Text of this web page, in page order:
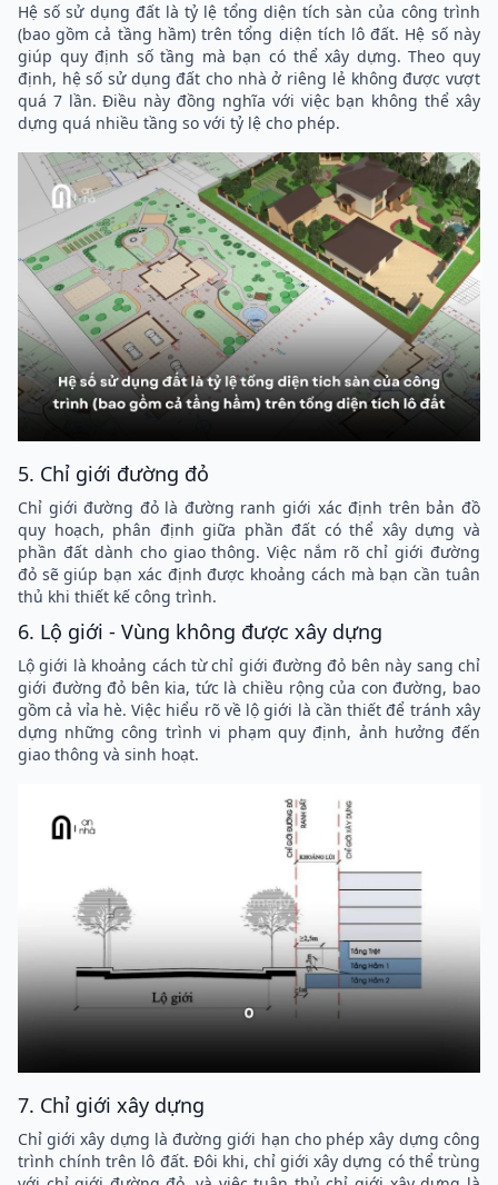
Hệ số sử dụng đất là tỷ lệ tổng diện tích sàn của công trình
(bao gồm cả tầng hầm) trên tổng diện tích lô đất. Hệ số này
giúp quy định số tầng mà bạn có thể xây dựng. Theo quy
định, hệ số sử dụng đất cho nhà ở riêng lẻ không được vượt
quá 7 lần. Điều này đồng nghĩa với việc bạn không thể xây
dựng quá nhiều tầng so với tỷ lệ cho phép.
5. Chỉ giới đường đỏ
Chỉ giới đường đỏ là đường ranh giới xác định trên bản đồ
quy hoạch, phân định giữa phần đất có thể xây dựng và
phần đất dành cho giao thông. Việc nắm rõ chỉ giới đường
đỏ sẽ giúp bạn xác định được khoảng cách mà bạn cần tuân
thủ khi thiết kế công trình.
6. Lộ giới - Vùng không được xây dựng
Lộ giới là khoảng cách từ chỉ giới đường đỏ bên này sang chỉ
giới đường đỏ bên kia, tức là chiều rộng của con đường, bao
gồm cả vỉa hè. Việc hiểu rõ về lộ giới là cần thiết để tránh xây
dựng những công trình vi phạm quy định, ảnh hưởng đến
giao thông và sinh hoạt.
7. Chỉ giới xây dựng
Chỉ giới xây dựng là đường giới hạn cho phép xây dựng công
trình chính trên lô đất. Đôi khi, chỉ giới xây dựng có thể trùng